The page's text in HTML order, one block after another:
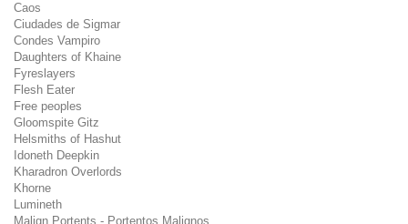
Caos
Ciudades de Sigmar
Condes Vampiro
Daughters of Khaine
Fyreslayers
Flesh Eater
Free peoples
Gloomspite Gitz
Helsmiths of Hashut
Idoneth Deepkin
Kharadron Overlords
Khorne
Lumineth
Malign Portents - Portentos Malignos